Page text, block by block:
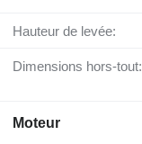
Hauteur de levée:
Dimensions hors-tout:
Moteur